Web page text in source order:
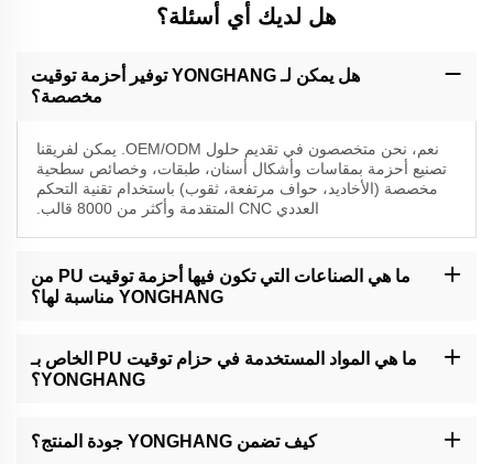
هل لديك أي أسئلة؟
هل يمكن لـ YONGHANG توفير أحزمة توقيت
مخصصة؟
نعم، نحن متخصصون في تقديم حلول OEM/ODM. يمكن لفريقنا
تصنيع أحزمة بمقاسات وأشكال أسنان، طبقات، وخصائص سطحية
مخصصة (الأخاديد، حواف مرتفعة، ثقوب) باستخدام تقنية التحكم
العددي CNC المتقدمة وأكثر من 8000 قالب.
ما هي الصناعات التي تكون فيها أحزمة توقيت PU من
YONGHANG مناسبة لها؟
الأغذية، تشكيل الكابلات، الطباعة، وصناعات المعدات الدقيقة، بما في ذلك
أجهزة VFFS، وأجهزة لصق الأظرف، وأنظمة التحويل المالي الآلية.
ما هي المواد المستخدمة في حزام توقيت PU الخاص بـ
YONGHANG؟
ليناتكس لتحقيق المتانة، مقاومة الاحتكاك، والتحكم في الاحتكاك. جميع
المواد تتوافق مع المعايير الصناعية للنظافة والأداء.
كيف تضمن YONGHANG جودة المنتج؟